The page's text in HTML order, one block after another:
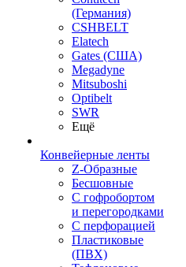
(Германия)
CSHBELT
Elatech
Gates (США)
Megadyne
Mitsuboshi
Optibelt
SWR
Ещё
Конвейерные ленты
Z-Образные
Бесшовные
С гофробортом
и перегородками
С перфорацией
Пластиковые
(ПВХ)